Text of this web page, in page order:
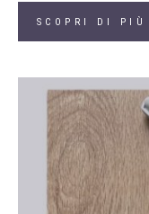
SCOPRI DI PIÙ